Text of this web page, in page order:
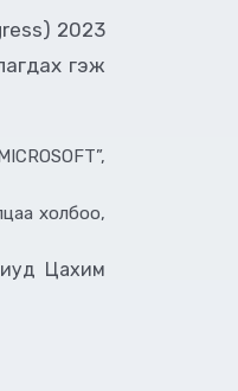
2023
гэж
холбоо,
Цахим